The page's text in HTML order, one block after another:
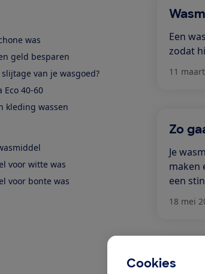
Cookies
Een
zodat
11
Zo
Je
maken
een
18 mei
was
geld besparen
van je wasgoed?
Eco 40-60
kleding wassen
voor witte was
voor bonte was